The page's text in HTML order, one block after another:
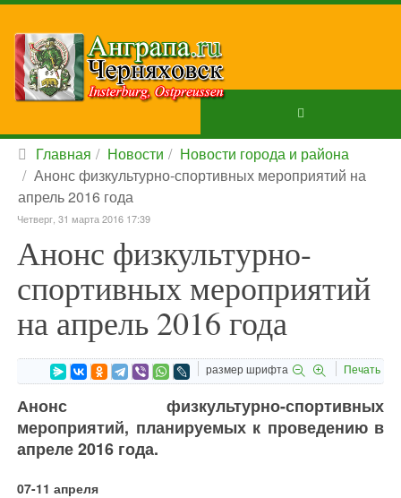
Главная Новости
Новости города и района
Анонс физкультурно-спортивных мероприятий на
апрель 2016 года
Четверг, 31 марта 2016 17:39
Анонс физкультурно-
спортивных мероприятий
на апрель 2016 года
размер шрифта Печать
Анонс физкультурно-спортивных
мероприятий, планируемых к проведению в
апреле 2016 года.
07-11 апреля